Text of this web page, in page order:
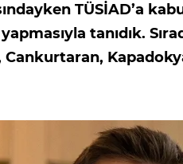
TÜSİAD’a
tanıdık.
Cankurtaran,